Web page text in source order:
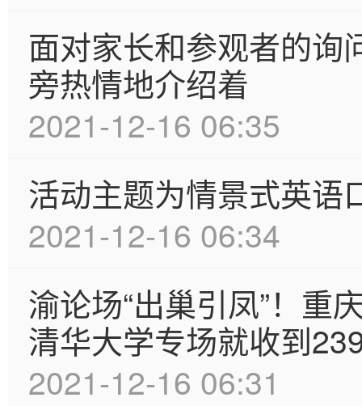
面对家长和参观者的询
旁热情地介绍着
2021-12-16 06:35
活动主题为情景式英语
2021-12-16 06:34
渝论场“出巢引凤”！重
清华大学专场就收到
2021-12-16 06:31